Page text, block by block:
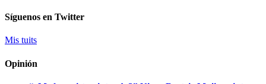
Síguenos en Twitter
Mis tuits
Opinión